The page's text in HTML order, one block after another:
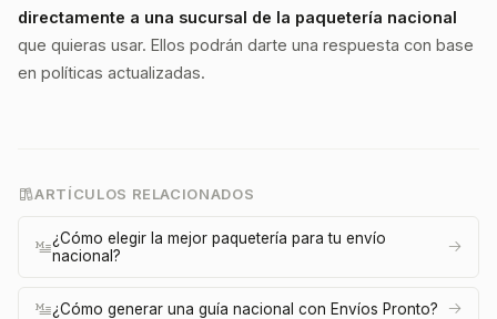
directamente a una sucursal de la paquetería nacional
que quieras usar. Ellos podrán darte una respuesta con base
en políticas actualizadas.
ARTÍCULOS RELACIONADOS
¿Cómo elegir la mejor paquetería para tu envío
nacional?
¿Cómo generar una guía nacional con Envíos Pronto?